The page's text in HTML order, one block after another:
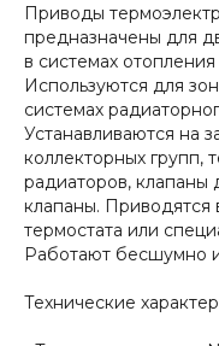
Приводы
предназначены для
в системах
Используются для
системах
Устанавливаются на
коллекторных групп,
радиаторов, клапаны
клапаны. Приводятся
термостата или
Работают бесшумно
Технические